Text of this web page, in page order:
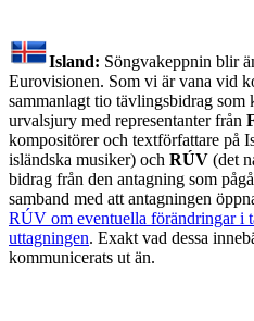
Island: Söngvakeppnin blir
Eurovisionen. Som vi är vana vid
sammanlagt tio tävlingsbidrag som
urvalsjury med representanter från
kompositörer och textförfattare på
isländska musiker) och RÚV (det
bidrag från den antagning som
samband med att antagningen
RÚV om eventuella förändringar i
uttagningen. Exakt vad dessa
kommunicerats ut än.